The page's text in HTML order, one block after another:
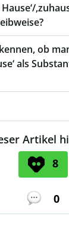
ob
als
Artikel
8
0